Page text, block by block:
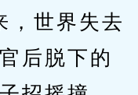
世界失去
后脱下的